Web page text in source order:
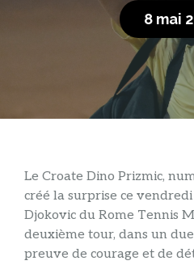
8 mai
Le Croate Dino Prizmic,
créé la surprise ce
Djokovic du Rome Tennis
deuxième tour, dans un
preuve de courage et de